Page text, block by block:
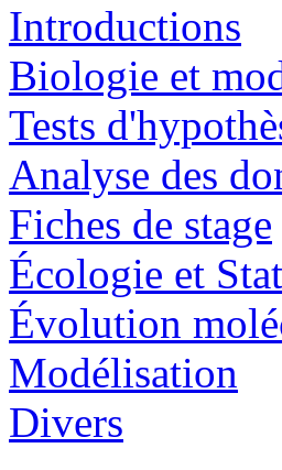
Introductions
Biologie et
Tests
Analyse des
Fiches de stage
Écologie et
Évolution
Modélisation
Divers